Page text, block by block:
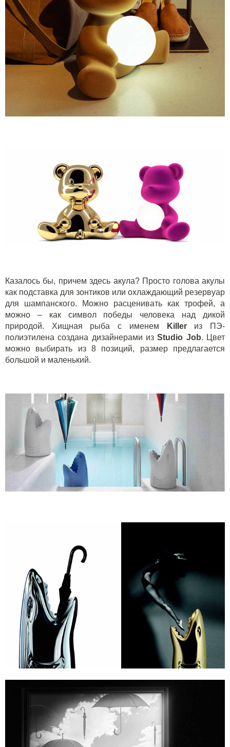
Казалось бы, причем здесь акула? Просто голова акулы
как подставка для зонтиков или охлаждающий резервуар
для шампанского. Можно расценивать как трофей, а
можно – как символ победы человека над дикой
природой. Хищная рыба с именем
Killer
из ПЭ-
полиэтилена создана дизайнерами изStudio Job. Цвет
можно выбирать из 8 позиций, размер предлагается
большой и маленький.